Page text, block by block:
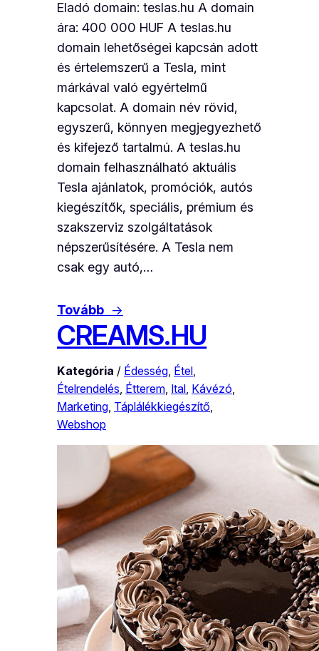
Eladó domain: teslas.hu A domain
ára: 400 000 HUF A teslas.hu
domain lehetőségei kapcsán adott
és értelemszerű a Tesla, mint
márkával való egyértelmű
kapcsolat. A domain név rövid,
egyszerű, könnyen megjegyezhető
és kifejező tartalmú. A teslas.hu
domain felhasználható aktuális
Tesla ajánlatok, promóciók, autós
kiegészítők, speciális, prémium és
szakszerviz szolgáltatások
népszerűsítésére. A Tesla nem
csak egy autó,…
Tovább →
CREAMS.HU
Kategória / Édesség Étel
Ételrendelés Étterem Ital Kávézó
Marketing Táplálékkiegészítő
Webshop